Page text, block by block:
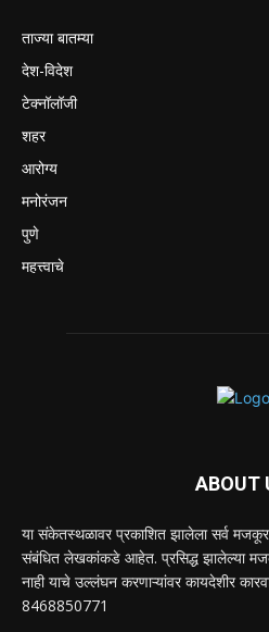
ताज्या बातम्या
देश-विदेश
टेक्नॉलॉजी
शहर
आरोग्य
मनोरंजन
पुणे
महत्त्वाचे
ABOUT
या संकेतस्थळावर प्रकाशित झालेला सर्व
संबंधित लेखकांकडे आहेत. प्रसिद्ध झालेल्या
नाही याचे उल्लंघन करणाऱ्यांवर कायदेशीर
8468850771